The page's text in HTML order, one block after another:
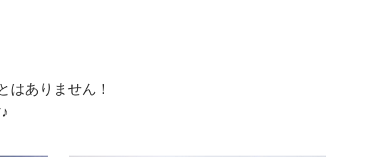
はありません！